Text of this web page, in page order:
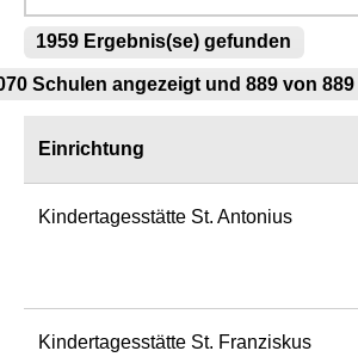
1959 Ergebnis(se) gefunden
Schulen angezeigt und 889 von
Einrichtung
Kindertagesstätte St. Antonius
Kindertagesstätte St. Franziskus